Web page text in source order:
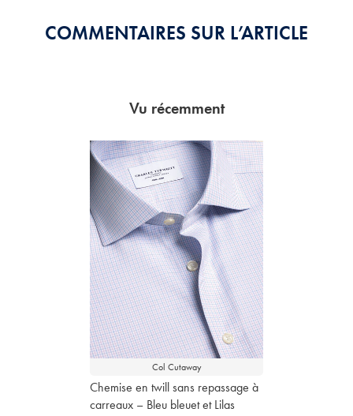
COMMENTAIRES SUR L’ARTICLE
Vu récemment
Col Cutaway
Chemise en twill sans repassage à
carreaux – Bleu bleuet et Lilas